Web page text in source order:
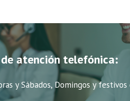
atención telefónica:
y Sábados, Domingos y